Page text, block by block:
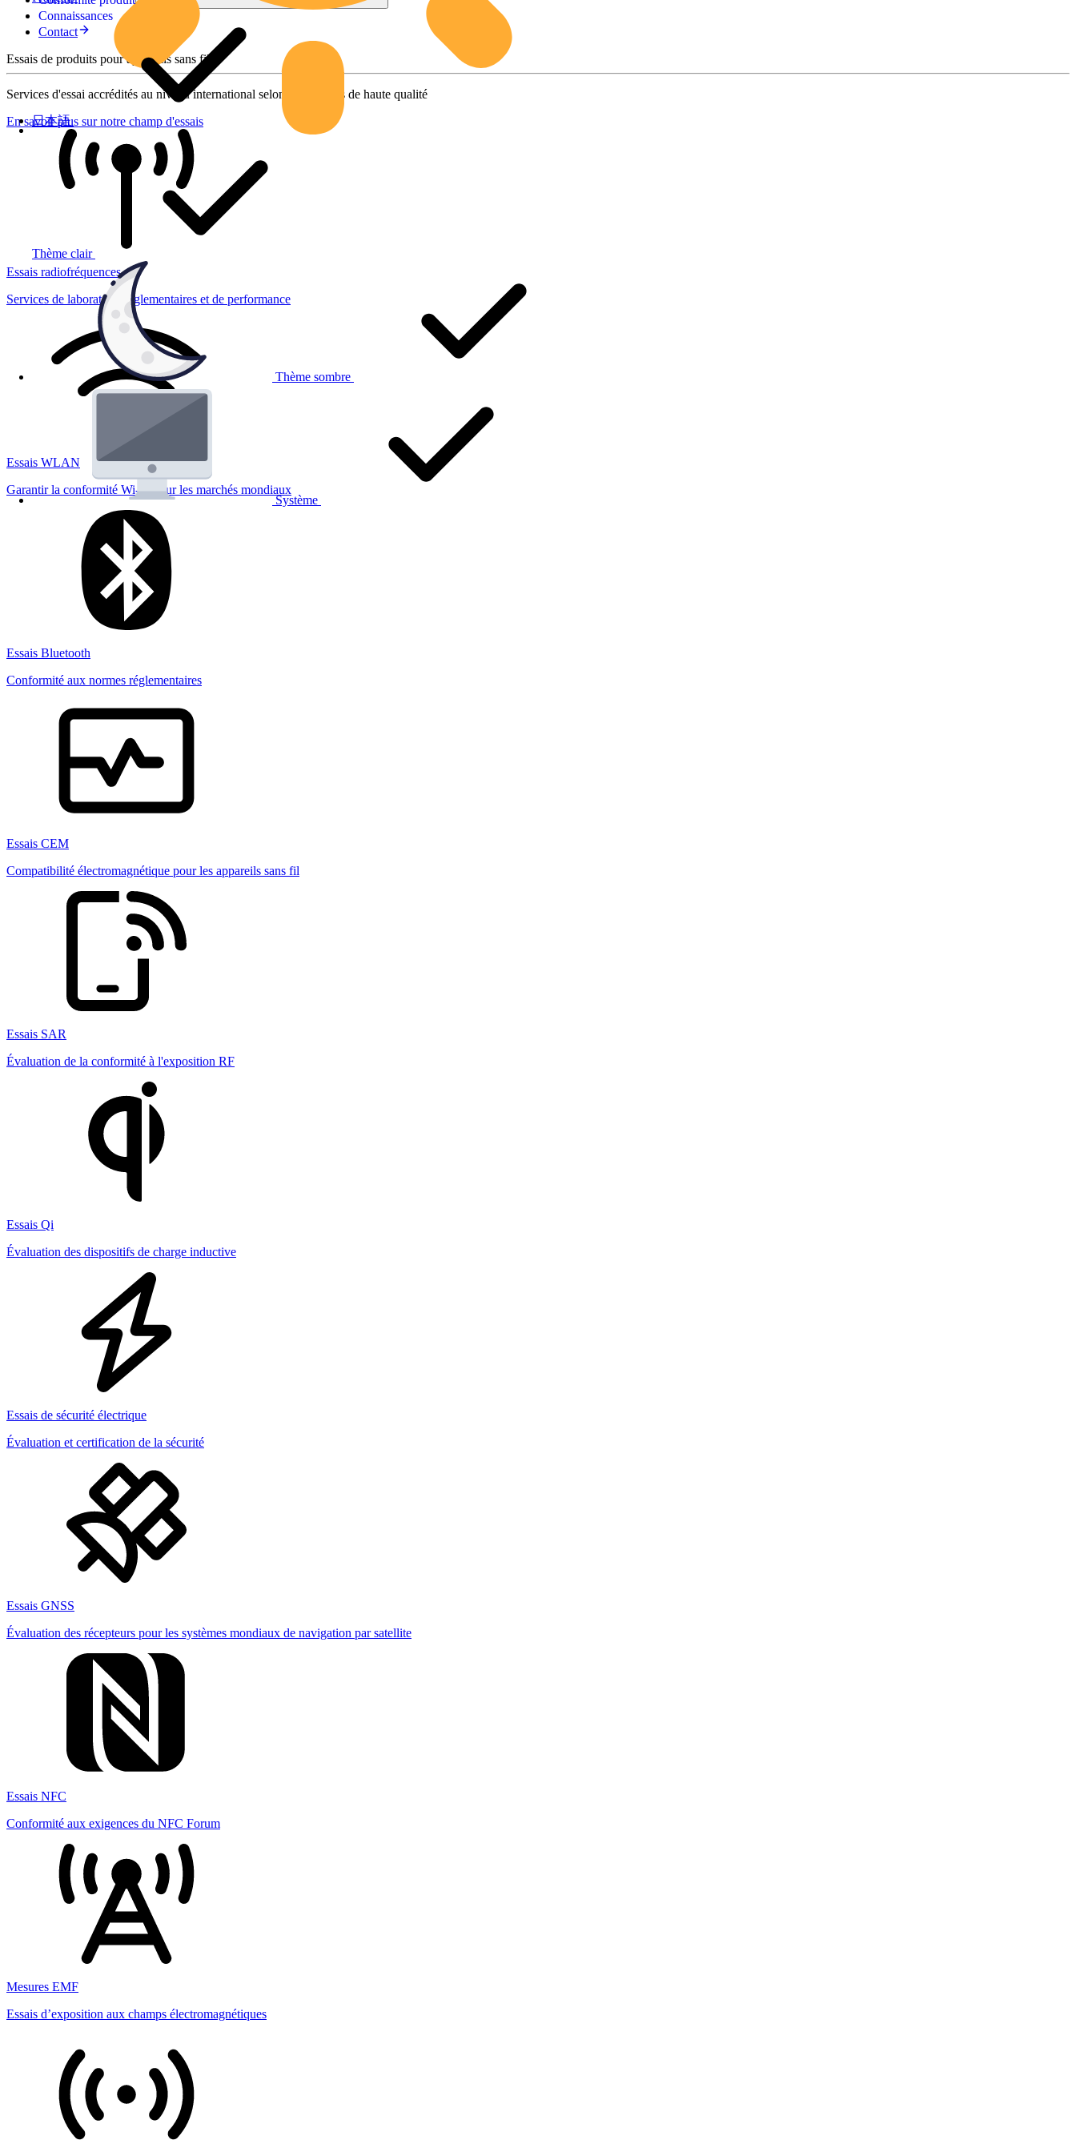
Thème clair
Thème sombre
Système
日本語
Connaissances
Contact
Essais de produits pour appareils sans fil
Services d'essai accrédités au niveau international selon des normes de haute qualité
En savoir plus sur notre champ d'essais
Essais radiofréquences
Services de laboratoire réglementaires et de performance
Essais WLAN
Garantir la conformité Wi-Fi pour les marchés mondiaux
Essais Bluetooth
Conformité aux normes réglementaires
Essais CEM
Compatibilité électromagnétique pour les appareils sans fil
Essais SAR
Évaluation de la conformité à l'exposition RF
Essais Qi
Évaluation des dispositifs de charge inductive
Essais de sécurité électrique
Évaluation et certification de la sécurité
Essais GNSS
Évaluation des récepteurs pour les systèmes mondiaux de navigation par satellite
Essais NFC
Conformité aux exigences du NFC Forum
Mesures EMF
Essais d’exposition aux champs électromagnétiques